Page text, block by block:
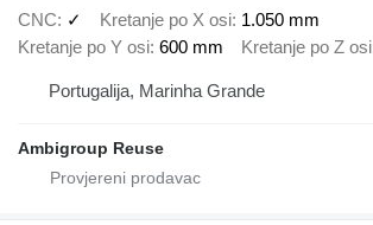
CNC
✓ Kretanje po X osi 1.050 mm
Kretanje po Y osi 600 mm Kretanje po Z osi
Portugalija, Marinha Grande
Ambigroup Reuse